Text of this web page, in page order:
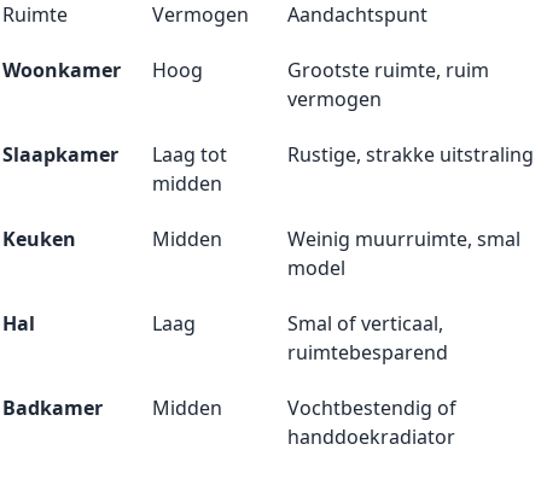
Ruimte Vermogen Aandachtspunt
Woonkamer Hoog
Grootste ruimte, ruim
vermogen
Slaapkamer
Laag tot
midden
Rustige, strakke uitstraling
Keuken Midden
Weinig muurruimte, smal
model
Hal Laag
Smal of verticaal,
ruimtebesparend
Badkamer Midden
Vochtbestendig of
handdoekradiator